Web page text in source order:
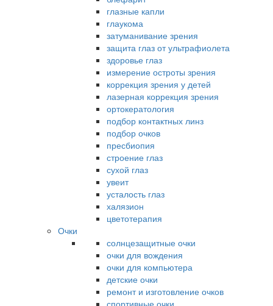
глазные капли
глаукома
затуманивание зрения
защита глаз от ультрафиолета
здоровье глаз
измерение остроты зрения
коррекция зрения у детей
лазерная коррекция зрения
ортокератология
подбор контактных линз
подбор очков
пресбиопия
строение глаз
сухой глаз
увеит
усталость глаз
халязион
цветотерапия
Очки
солнцезащитные очки
очки для вождения
очки для компьютера
детские очки
ремонт и изготовление очков